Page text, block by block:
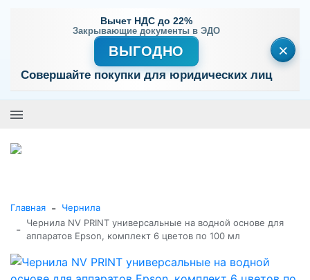
Вычет НДС до 22%
Закрывающие документы в ЭДО
ВЫГОДНО
Совершайте покупки для юридических лиц
×
Главная - Чернила
-
Чернила NV PRINT универсальные на водной основе для
аппаратов Epson, комплект 6 цветов по 100 мл